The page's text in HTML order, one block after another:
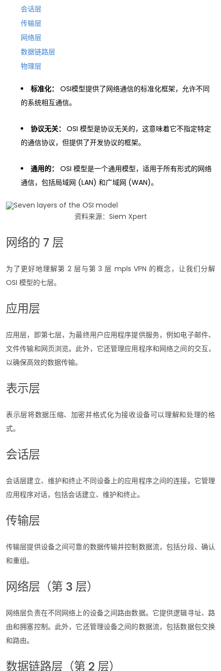
会话层
传输层
网络层
数据链路层
物理层
标准化：
OSI模型提供了网络通信的标准化框架，允许不同
的系统相互通信。
协议无关： OSI 模型是协议无关的，这意味着它不指定特定
的通信协议，但提供了开发协议的框架。
通用的：
OSI 模型是一个通用模型，适用于所有形式的网络
通信，包括局域网 (LAN) 和广域网 (WAN)。
资料来源：Siem Xpert
网络的 7 层
为了更好地理解第 2 层与第 3 层 mpls VPN 的概念，让我们分解
OSI 模型的七层。
应用层
应用层，即第七层，为最终用户应用程序提供服务，例如电子邮件、
文件传输和网页浏览。此外，它还管理应用程序和网络之间的交互，
以确保高效的数据传输。
表示层
表示层将数据压缩、加密并格式化为接收设备可以理解和处理的格
式。
会话层
会话层建立、维护和终止不同设备上的应用程序之间的连接。它管理
应用程序对话，包括会话建立、维护和终止。
传输层
传输层提供设备之间可靠的数据传输并控制数据流，包括分段、确认
和重组。
网络层（第 3 层）
网络层负责在不同网络上的设备之间路由数据。它提供逻辑寻址、路
由和拥塞控制。此外，它还管理设备之间的数据流，包括数据包交换
和路由。
数据链路层（第 2 层）